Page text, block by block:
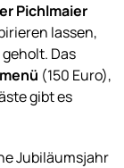
Pichlmaier
lassen,
Das
(150 Euro),
gibt es
Jubiläumsjahr